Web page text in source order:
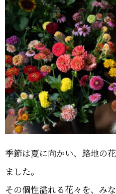
季節は夏に向かい、路地の
ました。
その個性溢れる花々を、み